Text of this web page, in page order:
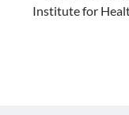
Institute for